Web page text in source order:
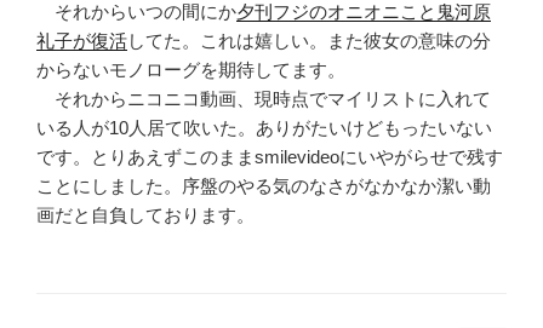
それからいつの間にか夕刊フジのオニオニこと鬼河原
礼子が復活してた。これは嬉しい。また彼女の意味の分
からないモノローグを期待してます。
それからニコニコ動画、現時点でマイリストに入れて
いる人が10人居て吹いた。ありがたいけどもったいない
です。とりあえずこのままsmilevideoにいやがらせで残す
ことにしました。序盤のやる気のなさがなかなか潔い動
画だと自負しております。